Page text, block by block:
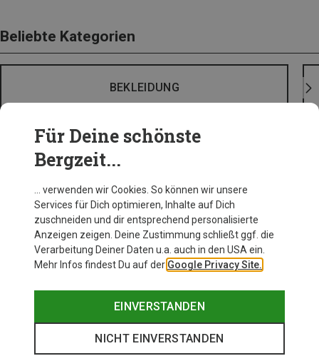
Beliebte Kategorien
BEKLEIDUNG
Für Deine schönste
Bergzeit...
… verwenden wir Cookies. So können wir unsere
Services für Dich optimieren, Inhalte auf Dich
zuschneiden und dir entsprechend personalisierte
Anzeigen zeigen. Deine Zustimmung schließt ggf. die
Verarbeitung Deiner Daten u.a. auch in den USA ein.
Mehr Infos findest Du auf der Google Privacy Site.
EINVERSTANDEN
NICHT EINVERSTANDEN